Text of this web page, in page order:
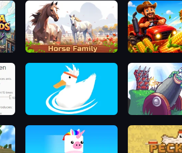
Horse Simulator 3D My Perfect Farm
Ducklings Toss the Turtle